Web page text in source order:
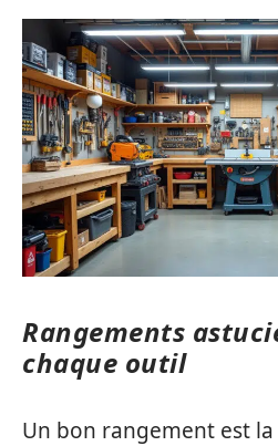
Rangements
chaque outil
Un bon rangement est